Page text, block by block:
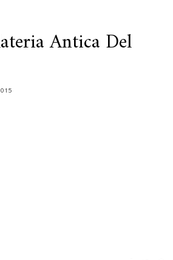
Antica Del